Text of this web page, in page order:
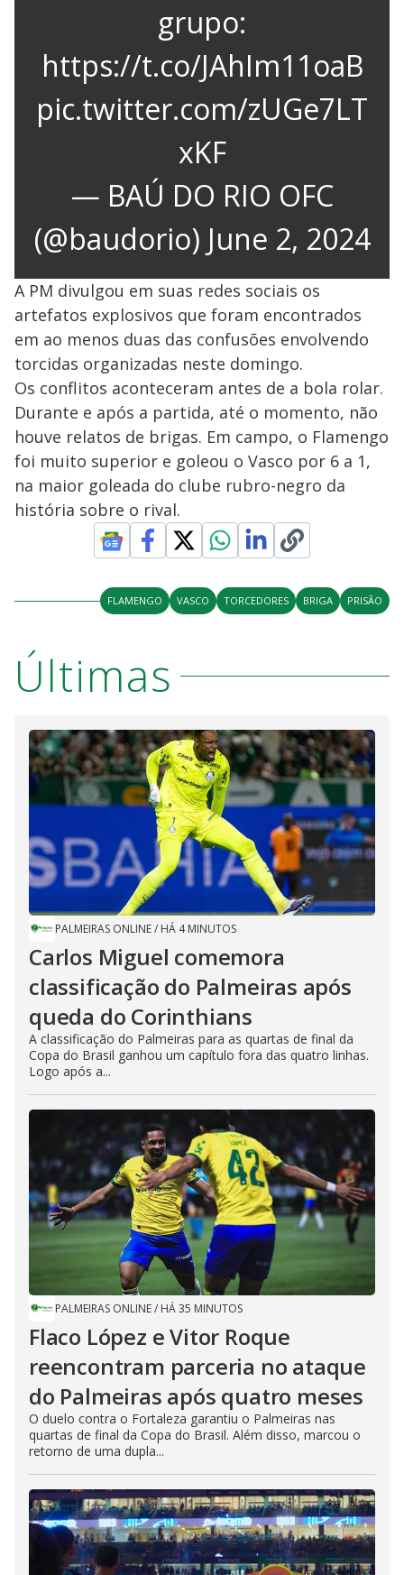
grupo:
https://t.co/JAhIm11oaB
pic.twitter.com/zUGe7LT
xKF
— BAÚ DO RIO OFC
(@baudorio) June 2, 2024
A PM divulgou em suas redes sociais os
artefatos explosivos que foram encontrados
em ao menos duas das confusões envolvendo
torcidas organizadas neste domingo.
Os conflitos aconteceram antes de a bola rolar.
Durante e após a partida, até o momento, não
houve relatos de brigas. Em campo, o Flamengo
foi muito superior e goleou o Vasco por 6 a 1,
na maior goleada do clube rubro-negro da
história sobre o rival.
FLAMENGO VASCO TORCEDORES BRIGA PRISÃO
Últimas
PALMEIRAS ONLINE/ HÁ 4 MINUTOS
Carlos Miguel comemora
classificação do Palmeiras após
queda do Corinthians
A classificação do Palmeiras para as quartas de final da
Copa do Brasil ganhou um capítulo fora das quatro linhas.
Logo após a...
PALMEIRAS ONLINE/ HÁ 35 MINUTOS
Flaco López e Vitor Roque
reencontram parceria no ataque
do Palmeiras após quatro meses
O duelo contra o Fortaleza garantiu o Palmeiras nas
quartas de final da Copa do Brasil. Além disso, marcou o
retorno de uma dupla...